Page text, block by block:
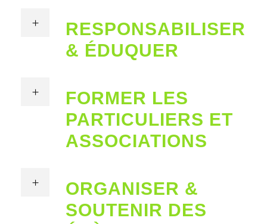
RESPONSABILISER
& ÉDUQUER
FORMER LES
PARTICULIERS ET
ASSOCIATIONS
ORGANISER &
SOUTENIR DES